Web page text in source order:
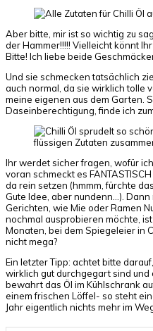
Aber bitte, mir ist so wichtig zu
der Hammer!!!!! Vielleicht könnt
Bitte! Ich liebe beide
Und sie schmecken tatsächlich
auch normal, da sie wirklich tolle
meine eigenen aus dem Garten.
Daseinberechtigung, finde ich
Ihr werdet sicher fragen, wofür
voran schmeckt es
da rein setzen (hmmm, fürchte
Gute Idee, aber nundenn…).
Gerichten, wie Mie oder Ramen
nochmal ausprobieren möchte,
Monaten, bei dem Spiegeleier in
nicht mega?
Ein letzter Tipp: achtet bitte
wirklich gut durchgegart sind und
bewahrt das Öl im Kühlschrank
einem frischen Löffel- so steht
Jahr eigentlich nichts mehr im